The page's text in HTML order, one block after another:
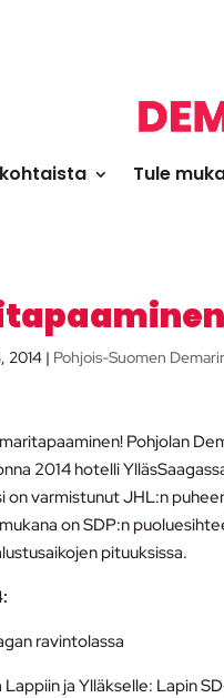
Tule
2014 | Pohjois-Suomen
Pohjolan
2014 hotelli
on varmistunut JHL:n
on SDP:n
pituuksissa.
ravintolassa
ja Ylläkselle: Lapin